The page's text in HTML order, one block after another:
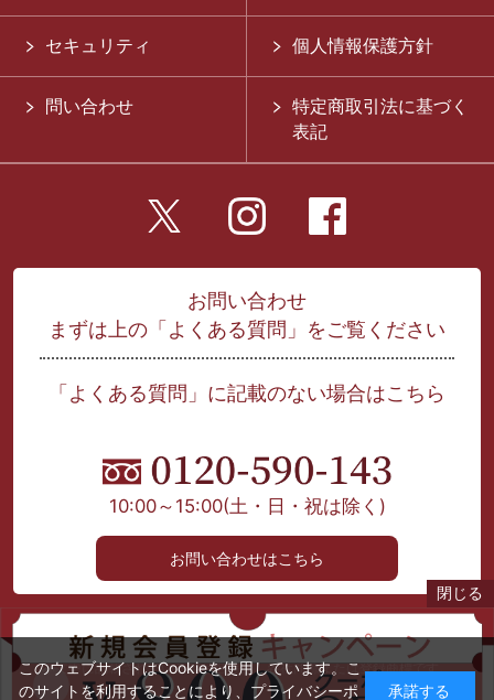
閉じる
セキュリティ 個人情報保護方針
問い合わせ
特定商取引法に基づく
表記
お問い合わせ
まずは上の「よくある質問」をご覧ください
「よくある質問」に記載のない場合はこちら
10:00～15:00(土・日・祝は除く)
お問い合わせはこちら
当サイト上に掲載された文章、画像等を許可なく利用する事を禁じます。
本文中に記載されている製品名等は、各社商標または登録商標です。
このウェブサイトはCookieを使用しています。こ
のサイトを利用することにより、 プライバシーポ 承諾する